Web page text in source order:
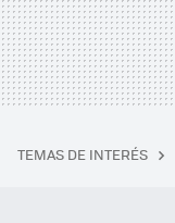
TEMAS DE INTERÉS